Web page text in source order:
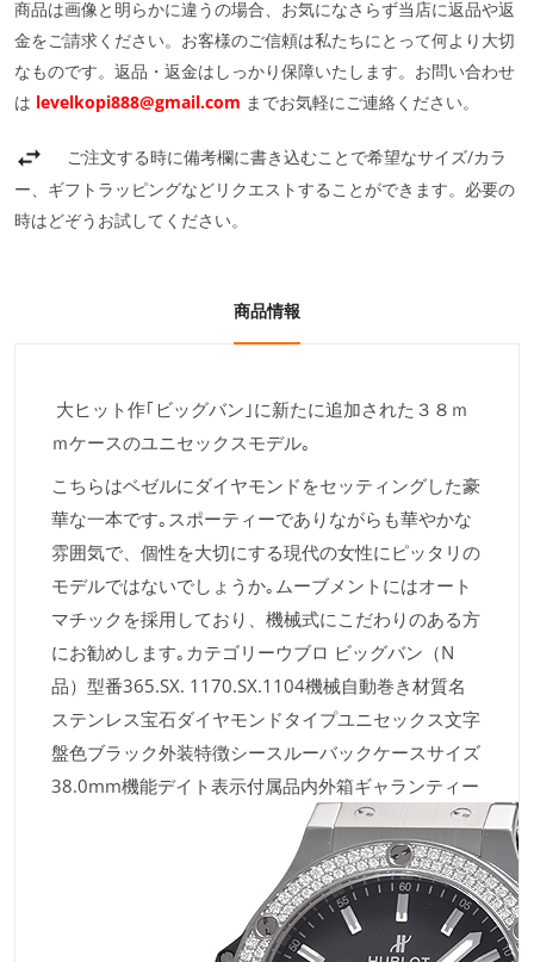
商品は画像と明らかに違うの場合、お気になさらず当店に返品や返
金をご請求ください。お客様のご信頼は私たちにとって何より大切
なものです。返品・返金はしっかり保障いたします。お問い合わせ
は levelkopi888@gmail.com までお気軽にご連絡ください。
ご注文する時に備考欄に書き込むことで希望なサイズ/カラ
ー、ギフトラッピングなどリクエストすることができます。必要の
時はどぞうお試してください。
商品情報
大ヒット作｢ビッグバン｣に新たに追加された３８ｍ
ｍケースのユニセックスモデル｡
こちらはベゼルにダイヤモンドをセッティングした豪
華な一本です｡スポーティーでありながらも華やかな
雰囲気で、個性を大切にする現代の女性にピッタリの
モデルではないでしょうか｡ムーブメントにはオート
マチックを採用しており、機械式にこだわりのある方
にお勧めします｡カテゴリーウブロ ビッグバン（N
品）型番365.SX. 1170.SX.1104機械自動巻き材質名
ステンレス宝石ダイヤモンドタイプユニセックス文字
盤色ブラック外装特徴シースルーバックケースサイズ
38.0mm機能デイト表示付属品内外箱ギャランティー